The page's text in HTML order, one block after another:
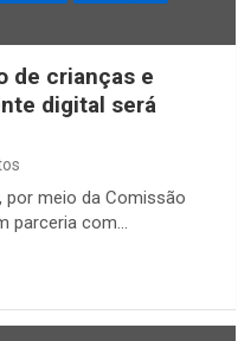
de crianças e
digital será
por meio da Comissão
parceria com…